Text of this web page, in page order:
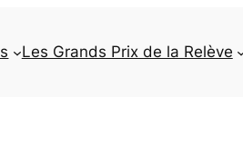
Les Grands Prix de la Relève